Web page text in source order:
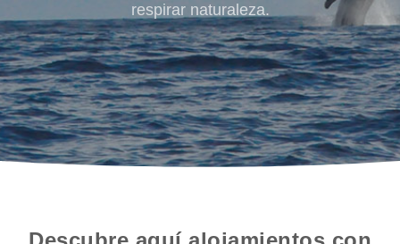
respirar naturaleza.